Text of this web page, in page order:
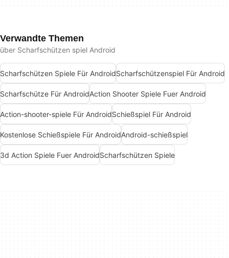
Verwandte Themen
über Scharfschützen spiel Android
Scharfschützen Spiele Für AndroidScharfschützenspiel Für Android
Scharfschütze Für AndroidAction Shooter Spiele Fuer Android
Action-shooter-spiele Für AndroidSchießspiel Für Android
Kostenlose Schießspiele Für AndroidAndroid-schießspiel
3d Action Spiele Fuer AndroidScharfschützen Spiele